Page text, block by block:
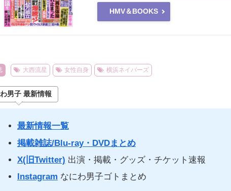
HMV＆BOOKS
大西流星 女性自身 横浜ネイバーズ
男子 最新情報
最新情報一覧
掲載雑誌/Blu-ray・DVDまとめ
X(旧Twitter) 出演・掲載・グッズ・チケット速報
Instagram なにわ男子ゴトまとめ